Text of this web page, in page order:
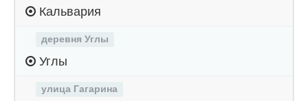
Кальвария
деревня Углы
Углы
улица Гагарина